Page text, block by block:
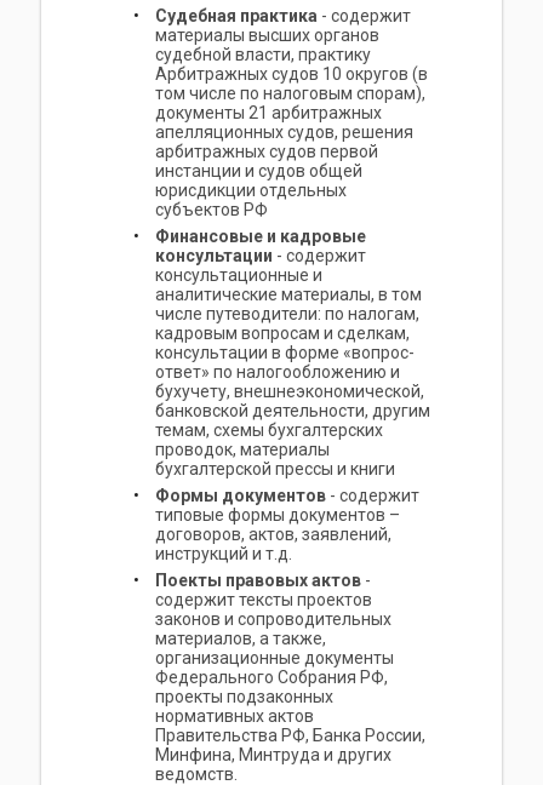
Судебная практика - содержит
материалы высших органов
судебной власти, практику
Арбитражных судов 10 округов (в
том числе по налоговым спорам),
документы 21 арбитражных
апелляционных судов, решения
арбитражных судов первой
инстанции и судов общей
юрисдикции отдельных
субъектов РФ
Финансовые и кадровые
консультации - содержит
консультационные и
аналитические материалы, в том
числе путеводители: по налогам,
кадровым вопросам и сделкам,
консультации в форме «вопрос-
ответ» по налогообложению и
бухучету, внешнеэкономической,
банковской деятельности, другим
темам, схемы бухгалтерских
проводок, материалы
бухгалтерской прессы и книги
Формы документов- содержит
типовые формы документов –
договоров, актов, заявлений,
инструкций и т.д.
Поекты правовых актов-
содержит тексты проектов
законов и сопроводительных
материалов, а также,
организационные документы
Федерального Собрания РФ,
проекты подзаконных
нормативных актов
Правительства РФ, Банка России,
Минфина, Минтруда и других
ведомств.